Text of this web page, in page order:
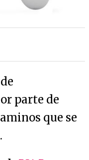
parte de
que se